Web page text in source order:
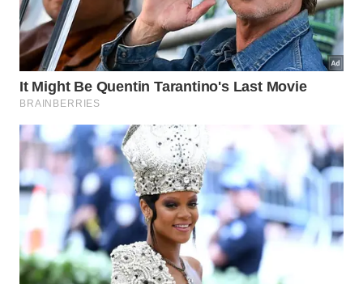
agrofloresta e cafés especiais.
OApiário Florin, em Domingos Martins, oferece
diversos produtos como própolis, pólen, geleia real,
cosméticos exclusivos, hidromel, além de diferentes
tipos de mel. Comandado pelo agrônomo e
apicultor Arno Wieringa é uma parada obrigatória
para quem quer entender a importância das abelhas
para o mundo.